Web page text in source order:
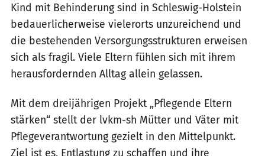
Kind mit Behinderung sind in Schleswig-Holstein
bedauerlicherweise vielerorts unzureichend und
die bestehenden Versorgungsstrukturen erweisen
sich als fragil. Viele Eltern fühlen sich mit ihrem
herausfordernden Alltag allein gelassen.
Mit dem dreijährigen Projekt „Pflegende Eltern
stärken“ stellt der lvkm-sh Mütter und Väter mit
Pflegeverantwortung gezielt in den Mittelpunkt.
Ziel ist es, Entlastung zu schaffen und ihre